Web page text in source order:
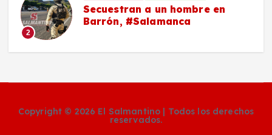
2
Secuestran a un hombre en
Barrón, #Salamanca
Copyright © 2026 El Salmantino | Todos los derechos
reservados.